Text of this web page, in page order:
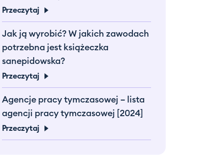
Przeczytaj
Jak ją wyrobić? W jakich zawodach
potrzebna jest książeczka
sanepidowska?
Przeczytaj
Agencje pracy tymczasowej – lista
agencji pracy tymczasowej [2024]
Przeczytaj